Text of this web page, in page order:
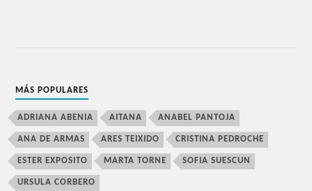
MÁS POPULARES
ADRIANA ABENIA AITANA ANABEL PANTOJA
ANA DE ARMAS ARES TEIXIDO CRISTINA PEDROCHE
ESTER EXPOSITO MARTA TORNE SOFIA SUESCUN
URSULA CORBERO